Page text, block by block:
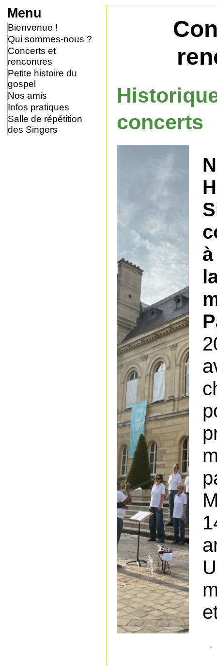
Menu
Bienvenue !
Qui sommes-nous ?
Concerts et
rencontres
Petite histoire du
gospel
Nos amis
Infos pratiques
Salle de répétition
des Singers
concerts